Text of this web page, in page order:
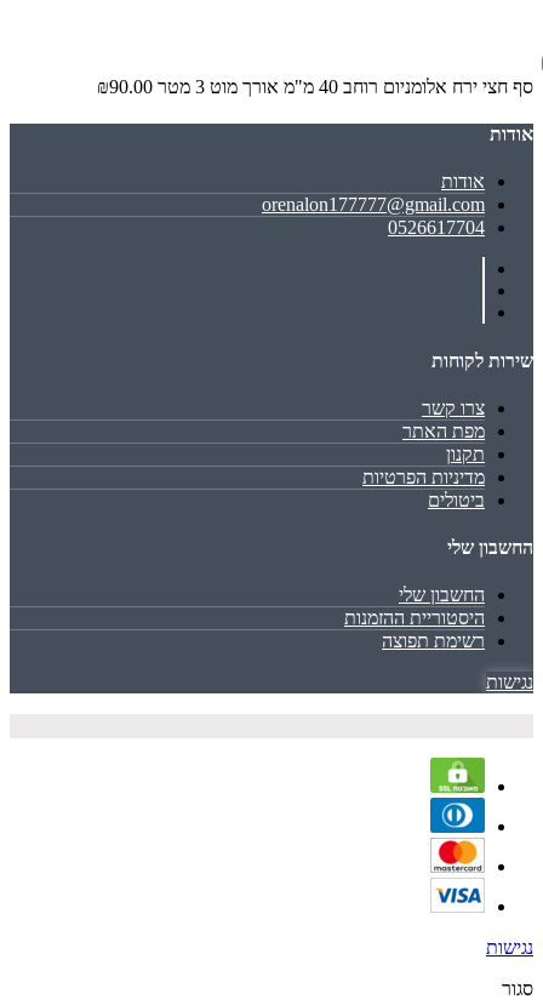
סף חצי ירח אלומניום רוחב 40 מ"מ אורך מוט 3 מטר ₪90.00
אודות
אודות
orenalon177777@gmail.com
0526617704
שירות לקוחות
צרו קשר
מפת האתר
תקנון
מדיניות הפרטיות
ביטולים
החשבון שלי
החשבון שלי
היסטוריית ההזמנות
רשימת תפוצה
נגישות
נגישות
סגור